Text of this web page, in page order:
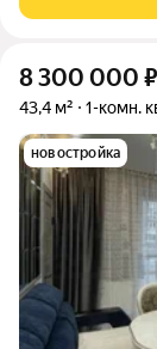
инженерные
8 300 000 ₽
43,4 м² 1-комн.
новостройка